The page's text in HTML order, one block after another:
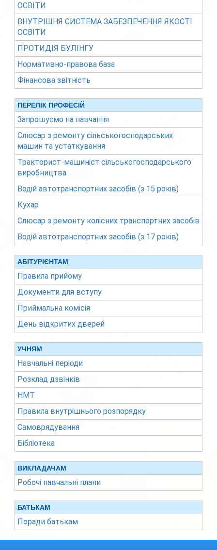
ОСВІТИ
ВНУТРІШНЯ СИСТЕМА ЗАБЕЗПЕЧЕННЯ ЯКОСТІ
ОСВІТИ
ПРОТИДІЯ БУЛІНГУ
Нормативно-правова база
Фінансова звітність
ПЕРЕЛІК ПРОФЕСІЙ
Запрошуємо на навчання
Слюсар з ремонту сільськогосподарських
машин та устаткування
Тракторист-машиніст сільськогосподарського
виробництва
Водій автотранспортних засобів (з 15 років)
Кухар
Слюсар з ремонту колісних транспортних засобів
Водій автотранспортних засобів (з 17 років)
АБІТУРІЄНТАМ
Правила прийому
Документи для вступу
Приймальна комісія
День відкритих дверей
УЧНЯМ
Навчальні періоди
Розклад дзвінків
НМТ
Правила внутрішнього розпорядку
Самоврядування
Бібліотека
ВИКЛАДАЧАМ
Робочі навчальні плани
БАТЬКАМ
Поради батькам